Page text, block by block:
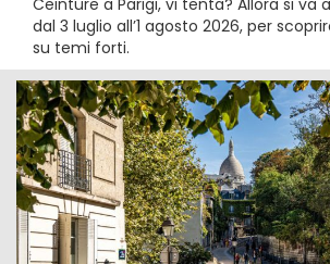
dal 3 luglio all’1 agosto 2026, per
su temi forti.